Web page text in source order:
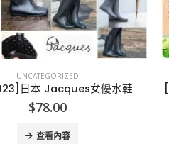
UNCATEGORIZED
名牌香水系列
$49.00
查看內容